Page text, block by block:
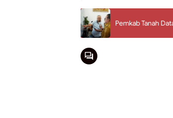
Pemkab Tanah